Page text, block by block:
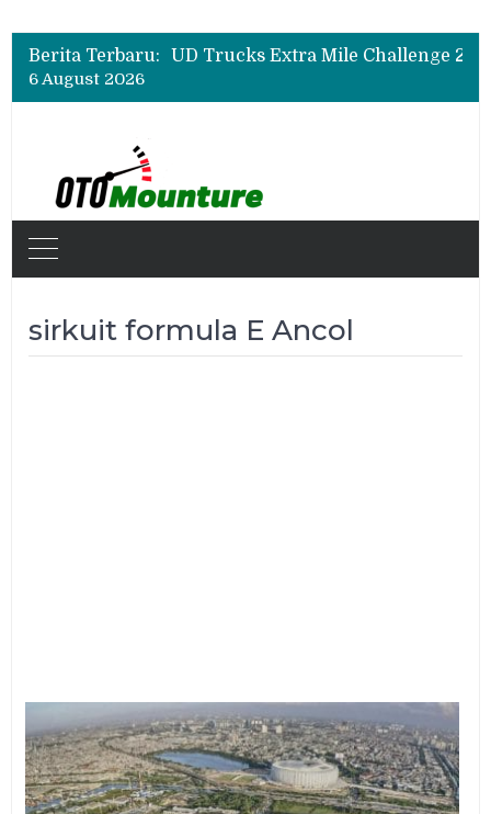
Berita Terbaru:
6 August 2026
sirkuit formula E Ancol